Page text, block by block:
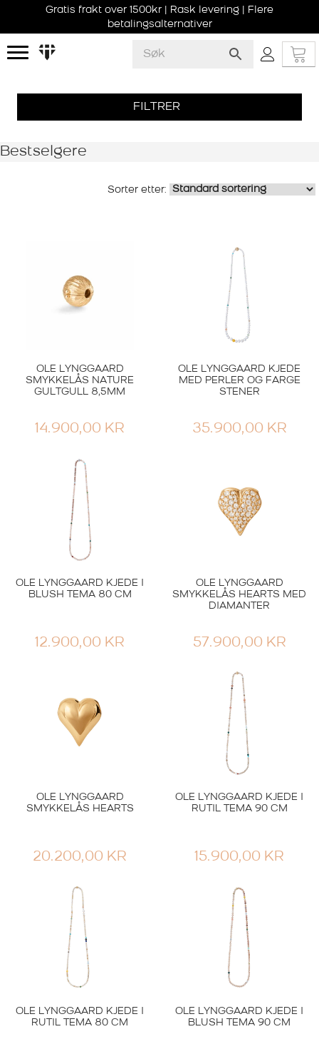
Gratis frakt over 1500kr | Rask levering | Flere
betalingsalternativer
FILTRER
Bestselgere
OLE LYNGGAARD
SMYKKELÅS NATURE
GULTGULL 8,5MM
14.900,00 KR
OLE LYNGGAARD KJEDE
MED PERLER OG FARGE
STENER
35.900,00 KR
OLE LYNGGAARD KJEDE I
BLUSH TEMA 80 CM
12.900,00 KR
OLE LYNGGAARD
SMYKKELÅS HEARTS MED
DIAMANTER
57.900,00 KR
OLE LYNGGAARD
SMYKKELÅS HEARTS
20.200,00 KR
OLE LYNGGAARD KJEDE I
RUTIL TEMA 90 CM
15.900,00 KR
OLE LYNGGAARD KJEDE I
RUTIL TEMA 80 CM
OLE LYNGGAARD KJEDE I
BLUSH TEMA 90 CM